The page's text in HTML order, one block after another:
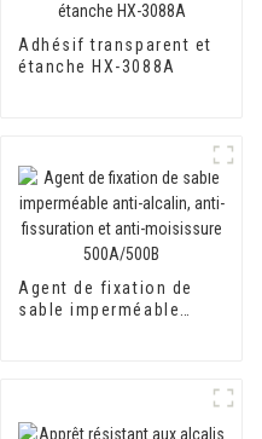
Adhésif transparent et
étanche HX-3088A
Agent de fixation de
sable imperméable